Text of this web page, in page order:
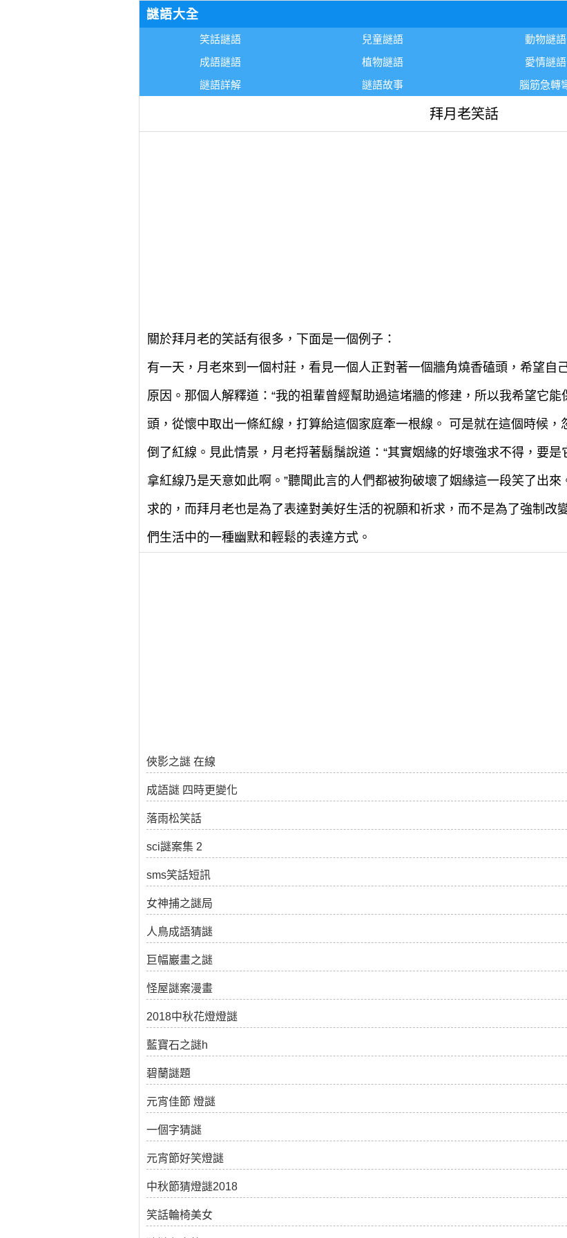
謎語大全
笑話謎語 兒童謎語 動物謎語
成語謎語
植物謎語 愛情謎語
謎語詳解
謎語故事 腦筋急轉
拜月老笑話
關於拜月老的笑話有很多，下面是一個例子：
有一天，月老來到一個村莊，看見一個人正對著一個牆角燒香磕頭，希望自
原因。那個人解釋道：“我的祖輩曾經幫助過這堵牆的修建，所以我希望它
頭，從懷中取出一條紅線，打算給這個家庭牽一根線。 可是就在這個時候
倒了紅線。見此情景，月老捋著鬍鬚說道：“其實姻緣的好壞強求不得，要
拿紅線乃是天意如此啊。”聽聞此言的人們都被狗破壞了姻緣這一段笑了出
求的，而拜月老也是為了表達對美好生活的祝願和祈求，而不是為了強制改
們生活中的一種幽默和輕鬆的表達方式。
俠影之謎 在線
成語謎 四時更變化
落雨松笑話
sci謎案集 2
sms笑話短訊
女神捕之謎局
人鳥成語猜謎
巨幅巖畫之謎
怪屋謎案漫畫
2018中秋花燈燈謎
藍寶石之謎h
碧蘭謎題
元宵佳節 燈謎
一個字猜謎
元宵節好笑燈謎
中秋節猜燈謎2018
笑話輪椅美女